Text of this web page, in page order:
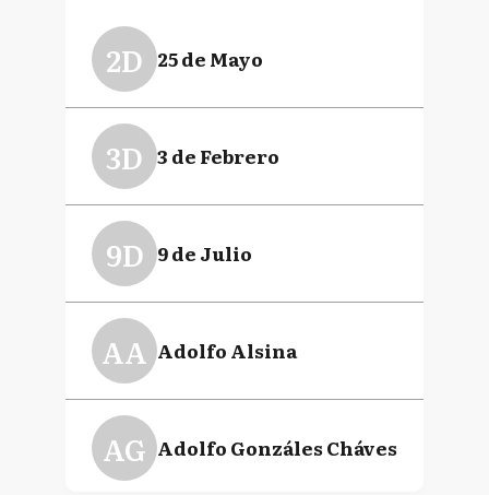
2D 25 de Mayo
3D 3 de Febrero
9D 9 de Julio
AA Adolfo Alsina
AG Adolfo Gonzáles Cháves